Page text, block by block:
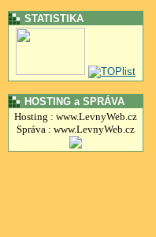
STATISTIKA
HOSTING a SPRÁVA
Hosting : www.LevnyWeb.cz
Správa : www.LevnyWeb.cz